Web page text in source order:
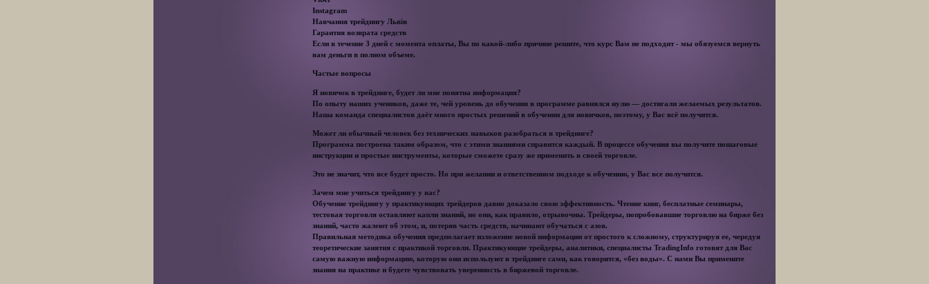
Instagram
Навчання трейдингу Львів
Гарантия возврата средств
Если в течение 3 дней с момента оплаты, Вы по какой-либо причине решите, что курс Вам не подходит - мы обязуемся вернуть
вам деньги в полном объеме.
Частые вопросы
Я новичок в трейдинге, будет ли мне понятна информация?
По опыту наших учеников, даже те, чей уровень до обучения в программе равнялся нулю — достигали желаемых результатов.
Наша команда специалистов даёт много простых решений в обучении для новичков, поэтому, у Вас всё получится.
Может ли обычный человек без технических навыков разобраться в трейдинге?
Программа построена таким образом, что с этими знаниями справится каждый. В процессе обучения вы получите пошаговые
инструкции и простые инструменты, которые сможете сразу же применить в своей торговле.
Это не значит, что все будет просто. Но при желании и ответственном подходе к обучению, у Вас все получится.
Зачем мне учиться трейдингу у вас?
Обучение трейдингу у практикующих трейдеров давно доказало свою эффективность. Чтение книг, бесплатные семинары,
тестовая торговля оставляют капли знаний, но они, как правило, отрывочны. Трейдеры, попробовавшие торговлю на бирже без
знаний, часто жалеют об этом, и, потеряв часть средств, начинают обучаться с азов.
Правильная методика обучения предполагает изложение новой информации от простого к сложному, структурируя ее, чередуя
теоретические занятия с практикой торговли. Практикующие трейдеры, аналитики, специалисты TradingInfo готовят для Вас
самую важную информацию, которую они используют в трейдинге сами, как говорится, «без воды». С нами Вы примените
знания на практике и будете чувствовать уверенность в биржевой торговле.